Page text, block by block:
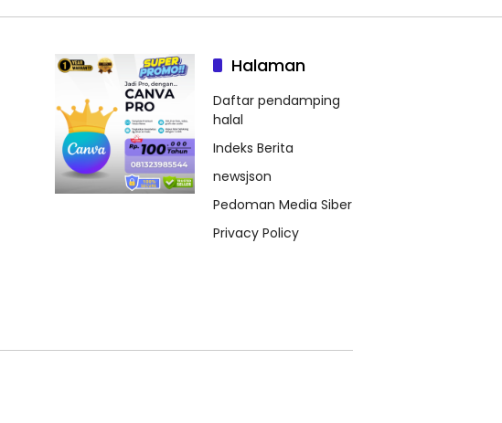
Halaman
Daftar pendamping
halal
Indeks Berita
newsjson
Pedoman Media Siber
Privacy Policy